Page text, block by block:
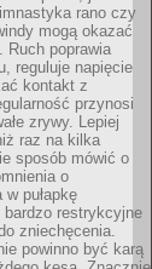
rano czy
mogą okazać
Ruch poprawia
reguluje napięcie
kontakt z
przynosi
zrywy. Lepiej
raz na kilka
sposób mówić o
o
pułapkę
restrykcyjne
zniechęcenia.
powinno być karą